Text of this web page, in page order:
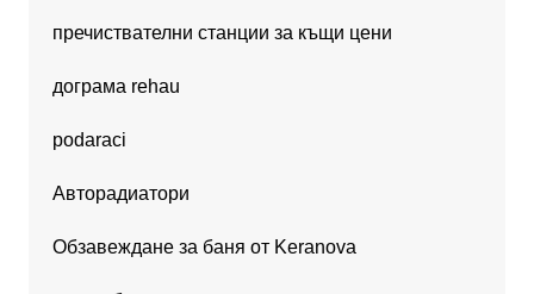
пречиствателни станции за къщи цени
дограма rehau
podaraci
Авторадиатори
Обзавеждане за баня от Keranova